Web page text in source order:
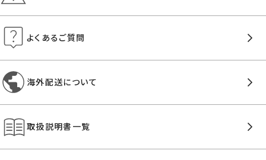
よくあるご質問
海外配送について
取扱説明書一覧